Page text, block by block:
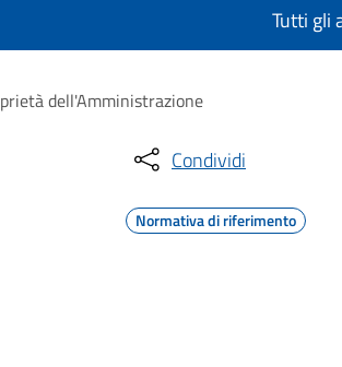
Tutti gli
dell'Amministrazione
Condividi
Normativa di riferimento